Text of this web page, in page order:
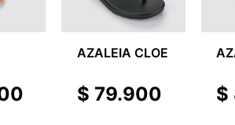
AZALEIA CLOE
$ 79.900 $